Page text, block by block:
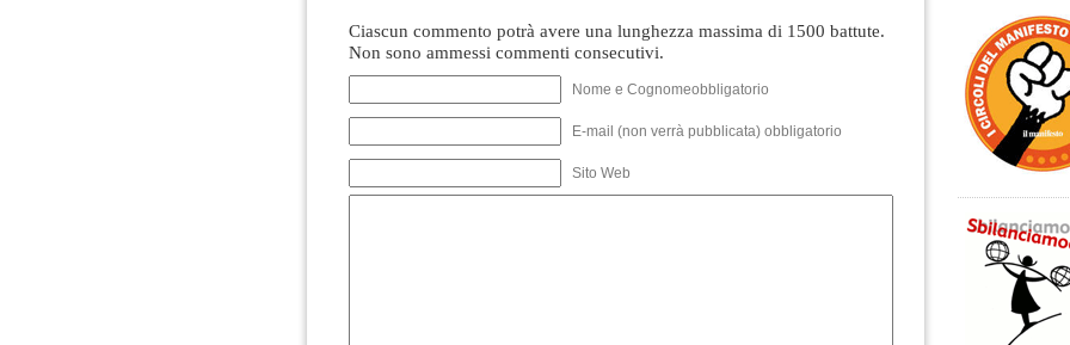
Ciascun commento potrà avere una lunghezza massima di 1500 battute.
Non sono ammessi commenti consecutivi.
Nome e Cognomeobbligatorio
E-mail (non verrà pubblicata) obbligatorio
Sito Web